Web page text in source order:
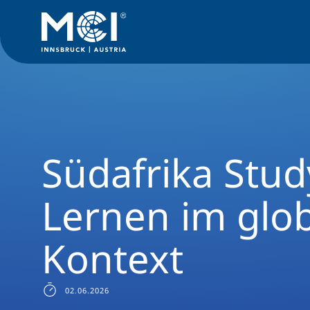
Südafrika
Lernen im
Kontext
02.06.2026